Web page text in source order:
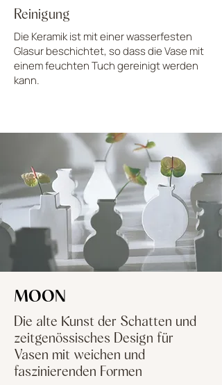
Reinigung
Die Keramik ist mit einer wasserfesten
Glasur beschichtet, so dass die Vase mit
einem feuchten Tuch gereinigt werden
kann.
MOON
Die alte Kunst der Schatten und
zeitgenössisches Design für
Vasen mit weichen und
faszinierenden Formen